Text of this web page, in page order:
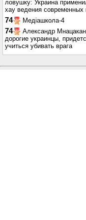
ловушку: Украина
хау ведения современных
74 Медіашкола-4
74
Александр
дорогие украинцы,
учиться убивать врага